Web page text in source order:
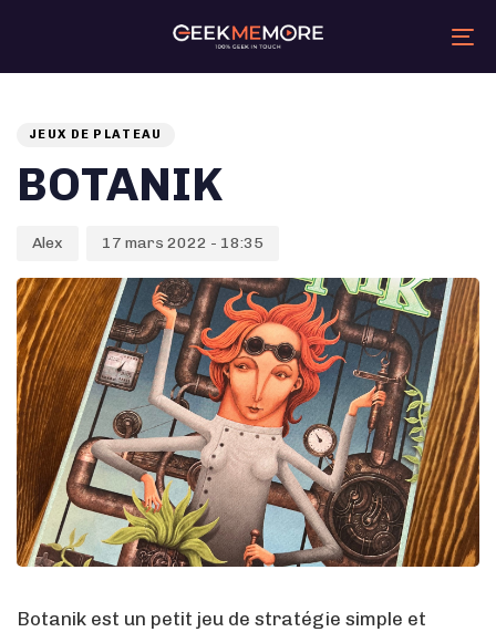
Skip
JEUX DE PLATEAU
BOTANIK
Alex 17 mars 2022 - 18:35
Botanik est un petit jeu de stratégie simple et